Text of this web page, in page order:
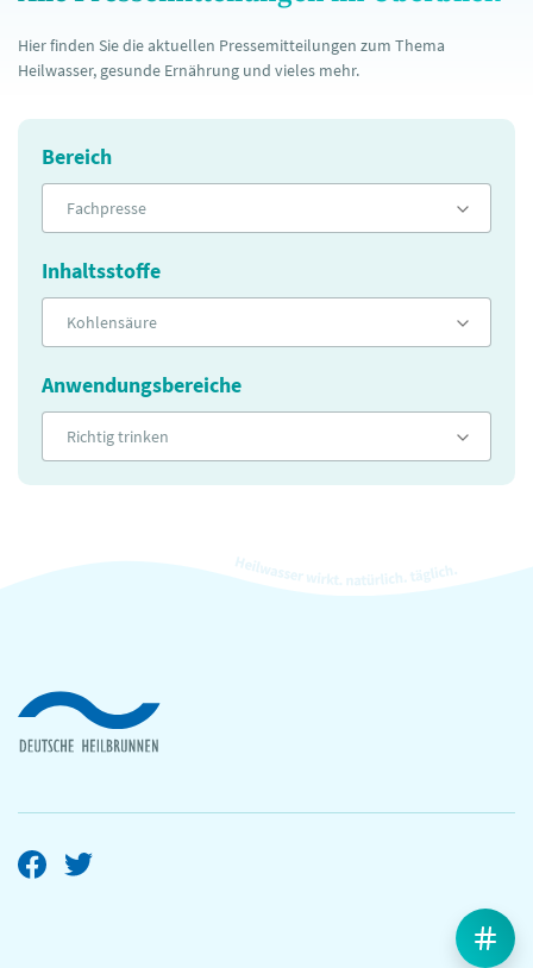
Hier finden Sie die aktuellen Pressemitteilungen zum Thema
Heilwasser, gesunde Ernährung und vieles mehr.
Bereich
Fachpresse
Inhaltsstoffe
Kohlensäure
Anwendungsbereiche
Richtig trinken